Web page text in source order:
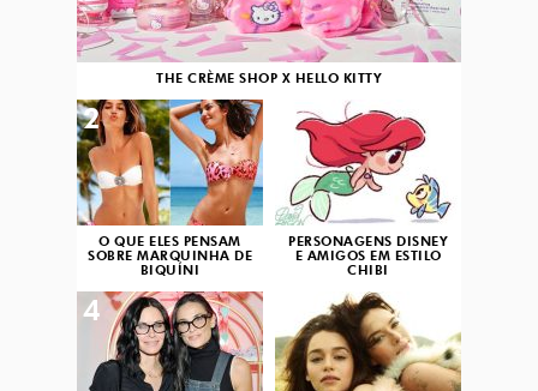
THE CRÈME SHOP X HELLO KITTY
O QUE ELES PENSAM
SOBRE MARQUINHA DE
BIQUÍNI
2
PERSONAGENS DISNEY
E AMIGOS EM ESTILO
CHIBI
3
4